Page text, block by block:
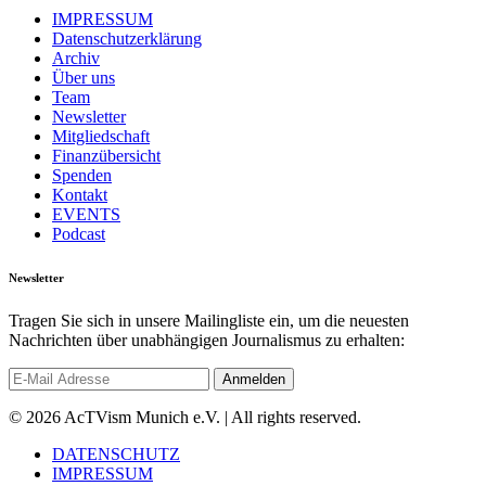
IMPRESSUM
Datenschutzerklärung
Archiv
Über uns
Team
Newsletter
Mitgliedschaft
Finanzübersicht
Spenden
Kontakt
EVENTS
Podcast
Newsletter
Tragen Sie sich in unsere Mailingliste ein, um die neuesten
Nachrichten über unabhängigen Journalismus zu erhalten:
© 2026 AcTVism Munich e.V. | All rights reserved.
DATENSCHUTZ
IMPRESSUM